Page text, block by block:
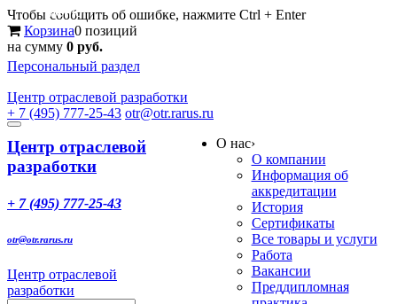
Чтобы сообщить об ошибке, нажмите Ctrl + Enter
Корзина0 позиций
на сумму 0 руб.
Персональный раздел
Центр отраслевой разработки
+ 7 (495) 777-25-43 otr@otr.rarus.ru
Toggle
navigation
Меню
Центр отраслевой
разработки
+ 7 (495) 777-25-43
otr@otr.rarus.ru
Центр отраслевой
разработки
О нас›
О компании
Информация об
аккредитации
История
Сертификаты
Все товары и услуги
Работа
Вакансии
Преддипломная